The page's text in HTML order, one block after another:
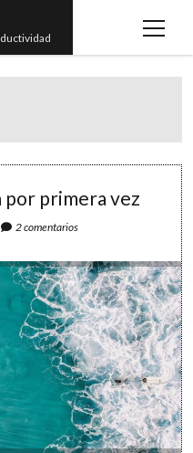
open
por primera vez
2 comentarios